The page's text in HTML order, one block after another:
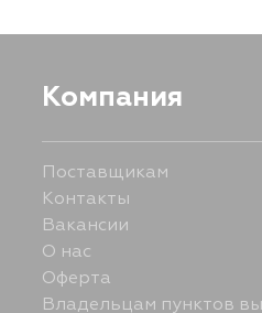
Компания
Поставщикам
Контакты
Вакансии
О нас
Оферта
Владельцам пунктов